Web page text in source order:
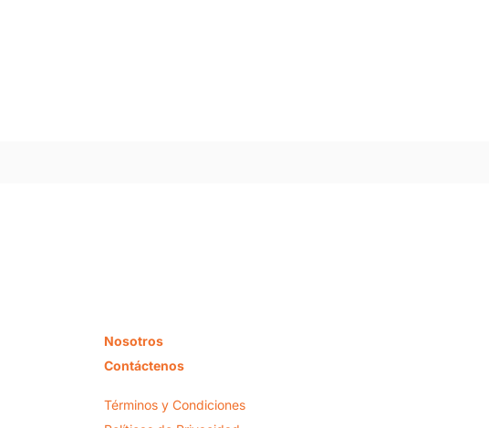
Nosotros
Contáctenos
Términos y Condiciones